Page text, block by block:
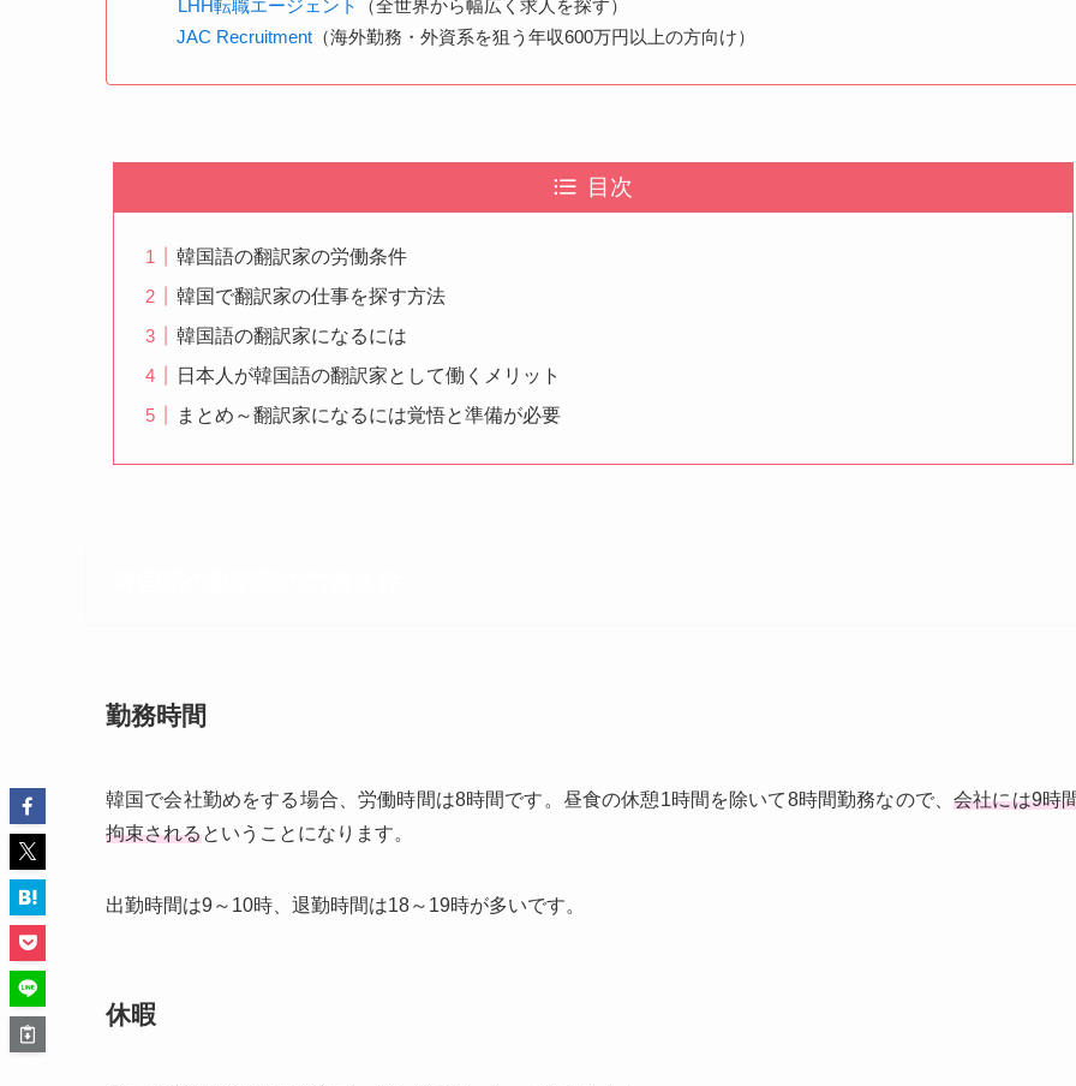
LHH転職エージェント
（全世界から幅広く求人を探す）
JAC Recruitment （海外勤務・外資系を狙う年収600万円以上の方向け）
目次
韓国語の翻訳家の労働条件
韓国で翻訳家の仕事を探す方法
韓国語の翻訳家になるには
日本人が韓国語の翻訳家として働くメリット
まとめ～翻訳家になるには覚悟と準備が必要
勤務時間
韓国で会社勤めをする場合、労働時間は8時間です。昼食の休憩1時間を除いて8時間勤務なので、会社には9時
拘束されるということになります。
出勤時間は9～10時、退勤時間は18～19時が多いです。
休暇